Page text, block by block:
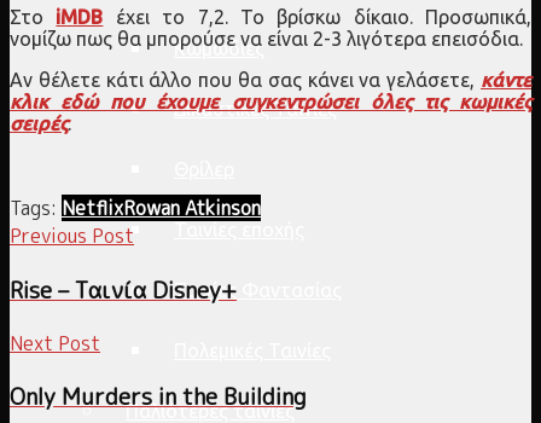
Κωμωδίες
Δικαστικές Ταινίες
Ταινίες Φαντασίας
Παλιότερες ταινίες
Στο iMDB έχει το 7,2. Το βρίσκω δίκαιο. Προσωπικά,
νομίζω πως θα μπορούσε να είναι 2-3 λιγότερα επεισόδια.
Αν θέλετε κάτι άλλο που θα σας κάνει να γελάσετε, κάντε
κλικ εδώ που έχουμε συγκεντρώσει όλες τις κωμικές
σειρές.
Tags: NetflixRowan Atkinson
Previous Post
Rise – Ταινία Disney+
Next Post
Only Murders in the Building